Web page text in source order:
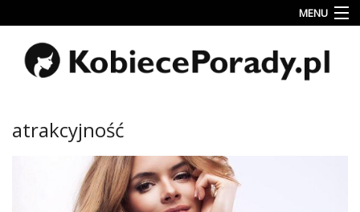
MENU
Uroda
Miłość
atrakcyjność